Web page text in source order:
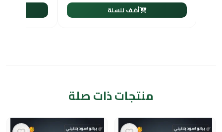
أضف للسلة
منتجات ذات صلة